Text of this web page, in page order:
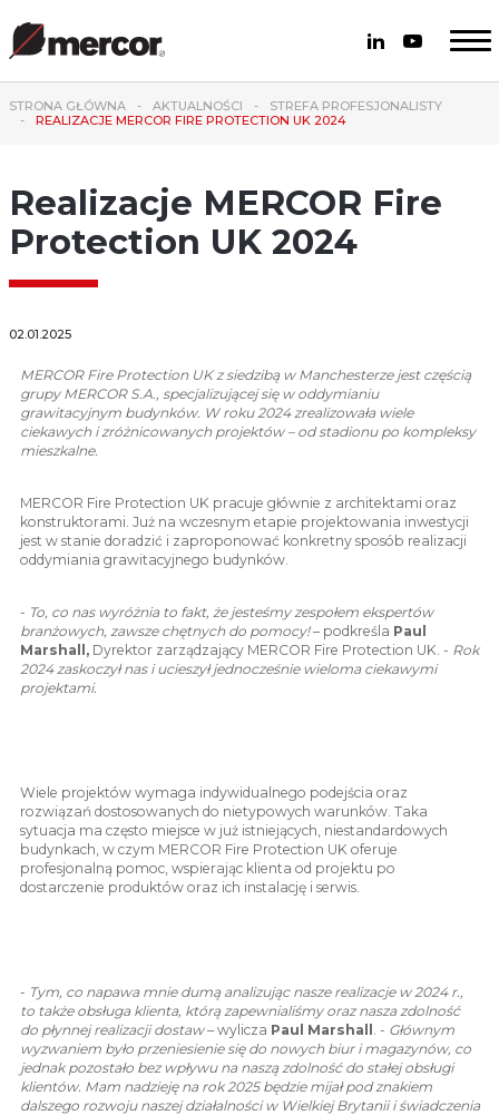
STRONA GŁÓWNA AKTUALNOŚCI
STREFA PROFESJONALISTY
REALIZACJE MERCOR FIRE PROTECTION UK 2024
Realizacje MERCOR Fire
Protection UK 2024
02.01.2025
MERCOR Fire Protection UK z siedzibą w Manchesterze jest częścią
grupy MERCOR S.A., specjalizującej się w oddymianiu
grawitacyjnym budynków. W roku 2024 zrealizowała wiele
ciekawych i zróżnicowanych projektów – od stadionu po kompleksy
mieszkalne.
MERCOR Fire Protection UK pracuje głównie z architektami oraz
konstruktorami. Już na wczesnym etapie projektowania inwestycji
jest w stanie doradzić i zaproponować konkretny sposób realizacji
oddymiania grawitacyjnego budynków.
- To, co nas wyróżnia to fakt, że jesteśmy zespołem ekspertów
branżowych, zawsze chętnych do pomocy!– podkreśla Paul
Marshall, Dyrektor zarządzający MERCOR Fire Protection UK. - Rok
2024 zaskoczył nas i ucieszył jednocześnie wieloma ciekawymi
projektami.
Wiele projektów wymaga indywidualnego podejścia oraz
rozwiązań dostosowanych do nietypowych warunków. Taka
sytuacja ma często miejsce w już istniejących, niestandardowych
budynkach, w czym MERCOR Fire Protection UK oferuje
profesjonalną pomoc, wspierając klienta od projektu po
dostarczenie produktów oraz ich instalację i serwis.
- Tym, co napawa mnie dumą analizując nasze realizacje w 2024 r.,
to także obsługa klienta, którą zapewnialiśmy oraz nasza zdolność
do płynnej realizacji dostaw– wylicza Paul Marshall . - Głównym
wyzwaniem było przeniesienie się do nowych biur i magazynów, co
jednak pozostało bez wpływu na naszą zdolność do stałej obsługi
klientów. Mam nadzieję na rok 2025 będzie mijał pod znakiem
dalszego rozwoju naszej działalności w Wielkiej Brytanii i świadczenia